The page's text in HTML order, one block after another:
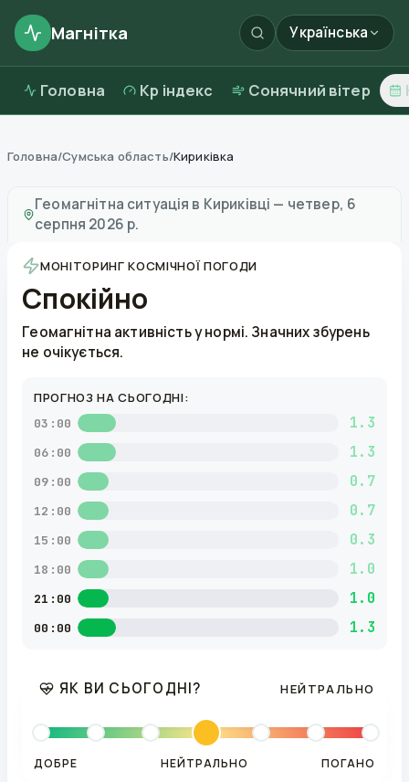
Магнітка Українська
Головна Kp індекс Сонячний вітер
Головна/Сумська область/Кириківка
Геомагнітна ситуація в Кириківці — четвер, 6
серпня 2026 р.
МОНІТОРИНГ КОСМІЧНОЇ ПОГОДИ
Спокійно
Геомагнітна активність у нормі. Значних збурень
не очікується.
ПРОГНОЗ НА СЬОГОДНІ:
03:00 1.3
06:00 1.3
09:00 0.7
12:00 0.7
15:00 0.3
18:00 1.0
21:00 1.0
00:00 1.3
ЯК ВИ СЬОГОДНІ? НЕЙТРАЛЬНО
ДОБРЕ НЕЙТРАЛЬНО ПОГАНО